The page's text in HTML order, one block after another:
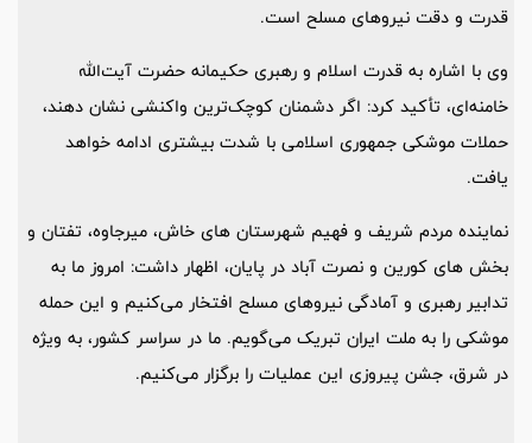
قدرت و دقت نیروهای مسلح است.
وی با اشاره به قدرت اسلام و رهبری حکیمانه حضرت آیت‌الله
خامنه‌ای، تأکید کرد: اگر دشمنان کوچک‌ترین واکنشی نشان دهند،
حملات موشکی جمهوری اسلامی با شدت بیشتری ادامه خواهد
یافت.
نماینده مردم شریف و فهیم شهرستان های خاش، میرجاوه، تفتان و
بخش های کورین و نصرت آباد در پایان، اظهار داشت: امروز ما به
تدابیر رهبری و آمادگی نیروهای مسلح افتخار می‌کنیم و این حمله
موشکی را به ملت ایران تبریک می‌گویم. ما در سراسر کشور، به ویژه
در شرق، جشن پیروزی این عملیات را برگزار می‌کنیم.